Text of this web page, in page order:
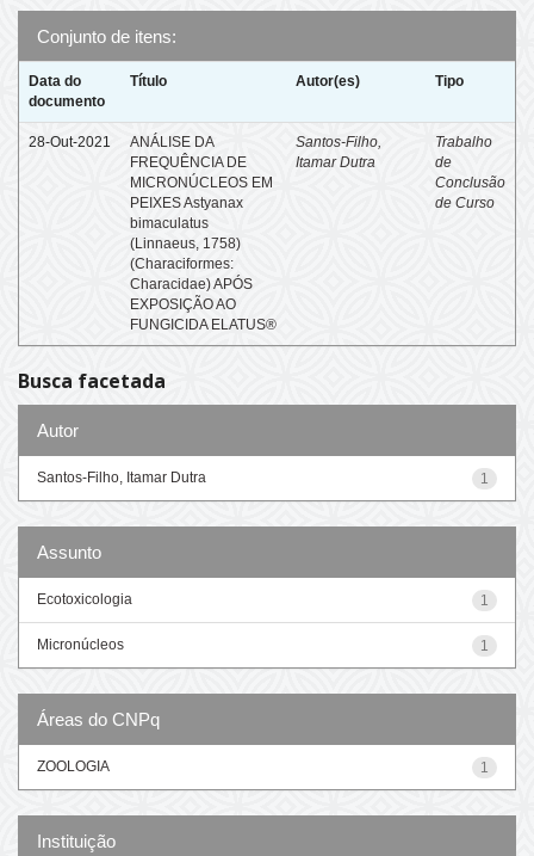
Conjunto de itens:
Data do
documento
Título Autor(es) Tipo
28-Out-2021
ANÁLISE DA
FREQUÊNCIA DE
MICRONÚCLEOS EM
PEIXES Astyanax
bimaculatus
(Linnaeus, 1758)
(Characiformes:
Characidae) APÓS
EXPOSIÇÃO AO
FUNGICIDA ELATUS®
Santos-Filho,
Itamar Dutra
Trabalho
de
Conclusão
de Curso
Busca facetada
Autor
1
Santos-Filho, Itamar Dutra
Assunto
1
Ecotoxicologia
1
Micronúcleos
Áreas do CNPq
1
ZOOLOGIA
Instituição